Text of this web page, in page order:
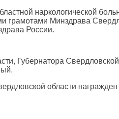
наркологической
Минздрава
России.
Губернатора
области